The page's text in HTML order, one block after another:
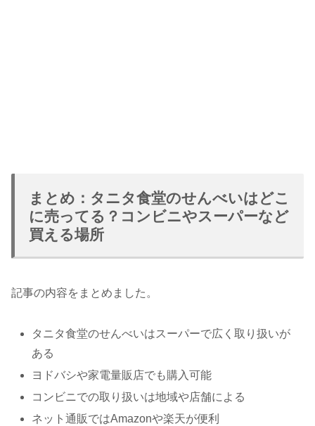
まとめ：タニタ食堂のせんべいはどこ
に売ってる？コンビニやスーパーなど
買える場所
記事の内容をまとめました。
タニタ食堂のせんべいはスーパーで広く取り扱いが
ある
ヨドバシや家電量販店でも購入可能
コンビニでの取り扱いは地域や店舗による
ネット通販ではAmazonや楽天が便利